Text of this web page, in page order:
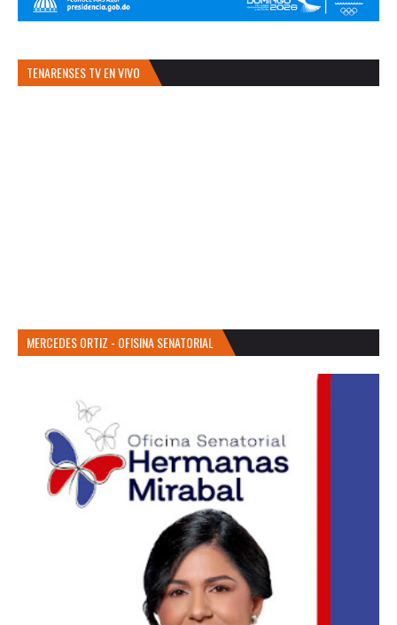
TENARENSES TV EN VIVO
MERCEDES ORTIZ - OFISINA SENATORIAL